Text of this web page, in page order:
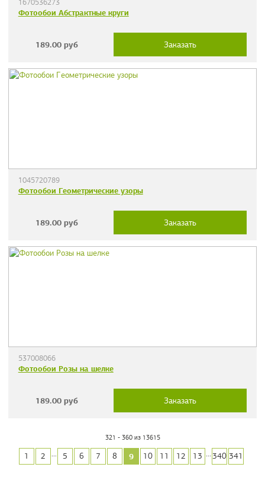
1670536273
Фотообои Абстрактные круги
189.00 руб Заказать
1045720789
Фотообои Геометрические узоры
189.00 руб Заказать
537008066
Фотообои Розы на шелке
189.00 руб Заказать
321 - 360 из 13615
1 2 ... 5 6 7 8 9 10 11 12 13 ...340 341